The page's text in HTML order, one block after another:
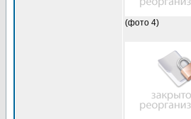
(фото 4)